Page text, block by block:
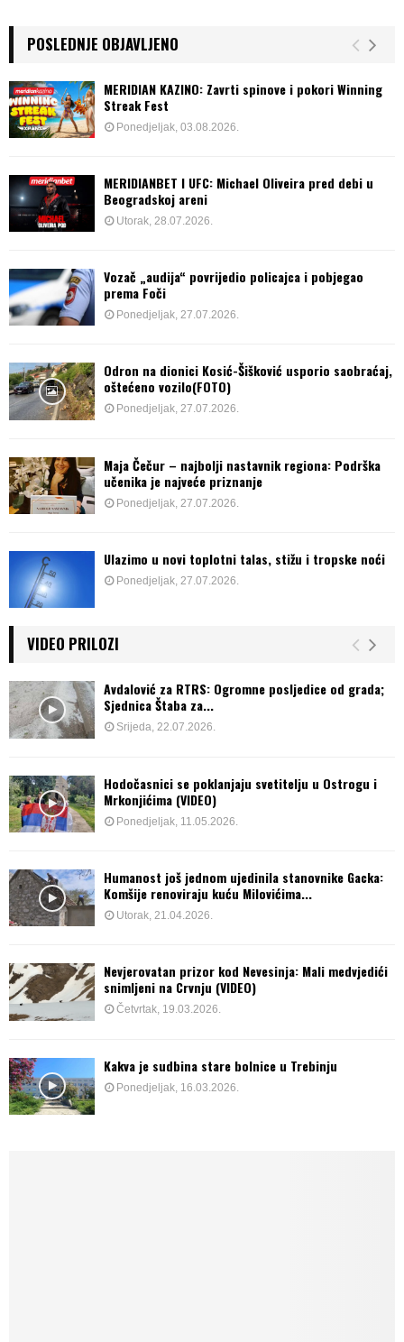
POSLEDNJE OBJAVLJENO
MERIDIAN KAZINO: Zavrti spinove i pokori Winning
Streak Fest
Ponedjeljak, 03.08.2026.
MERIDIANBET I UFC: Michael Oliveira pred debi u
Beogradskoj areni
Utorak, 28.07.2026.
Vozač „audija“ povrijedio policajca i pobjegao
prema Foči
Ponedjeljak, 27.07.2026.
Odron na dionici Kosić-Šišković usporio saobraćaj,
oštećeno vozilo(FOTO)
Ponedjeljak, 27.07.2026.
Maja Čečur – najbolji nastavnik regiona: Podrška
učenika je najveće priznanje
Ponedjeljak, 27.07.2026.
Ulazimo u novi toplotni talas, stižu i tropske noći
Ponedjeljak, 27.07.2026.
VIDEO PRILOZI
Avdalović za RTRS: Ogromne posljedice od grada;
Sjednica Štaba za...
Srijeda, 22.07.2026.
Hodočasnici se poklanjaju svetitelju u Ostrogu i
Mrkonjićima (VIDEO)
Ponedjeljak, 11.05.2026.
Humanost još jednom ujedinila stanovnike Gacka:
Komšije renoviraju kuću Milovićima...
Utorak, 21.04.2026.
Nevjerovatan prizor kod Nevesinja: Mali medvjedići
snimljeni na Crvnju (VIDEO)
Četvrtak, 19.03.2026.
Kakva je sudbina stare bolnice u Trebinju
Ponedjeljak, 16.03.2026.